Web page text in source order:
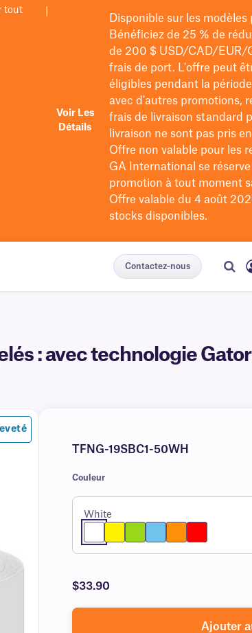
tout
Voir Les
Détails
Disponible sur les modèles
Bénéficiez de 25 % de
de 200 $USD/CAD/EUR/
frais de port. L'offre peut
éligibles pendant la
avec d'autres promotions,
frais de livraison standard
livraison ne sont pas pris
Offre non valable pour les
GA International se
promotion à tout moment
Offre valable du 4 août
stocks disponibles.
Contactez-nous
: avec technologie
TFNG-19SBC1-50WH
Couleur
White
$33.90
Ajouter